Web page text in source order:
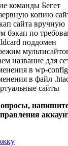
команды Бегет
копию
сайта вручную
бэкап по
поддомен
название для
в wp-
в файл
сайты